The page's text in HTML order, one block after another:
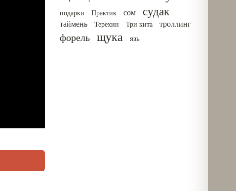
подарки Практик сом судак
таймень Терехин Три кита троллинг
форель щука язь